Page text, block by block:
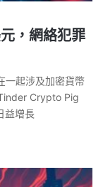
，網絡犯罪
一起涉及加密貨幣
Crypto Pig
益增長